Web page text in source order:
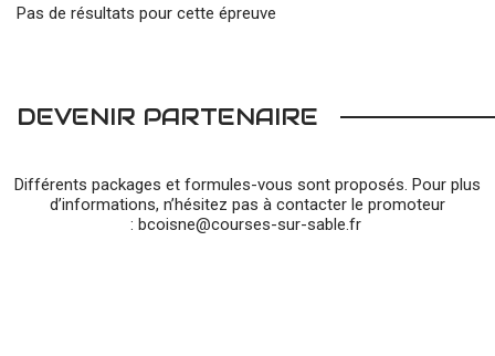
Pas de résultats pour cette épreuve
DEVENIR PARTENAIRE
Différents packages et formules-vous sont proposés. Pour plus
d’informations, n’hésitez pas à contacter le promoteur
: bcoisne@courses-sur-sable.fr